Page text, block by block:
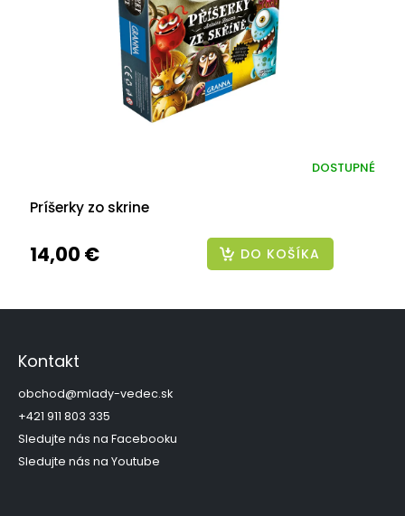
Príšerky zo skrine
DOSTUPNÉ
14,00 € DO KOŠÍKA
Kontakt
obchod@mlady-vedec.sk
+421 911 803 335
Sledujte nás na Facebooku
Sledujte nás na Youtube